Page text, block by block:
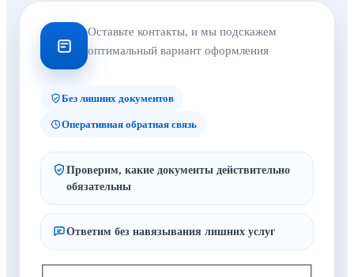
Оставьте контакты, и мы подскажем
оптимальный вариант оформления
Без лишних документов
Оперативная обратная связь
Проверим, какие документы действительно
обязательны
Ответим без навязывания лишних услуг